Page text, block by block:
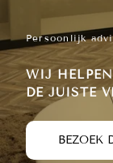
Persoonlijk
WIJ
DE JUISTE
BEZOEK